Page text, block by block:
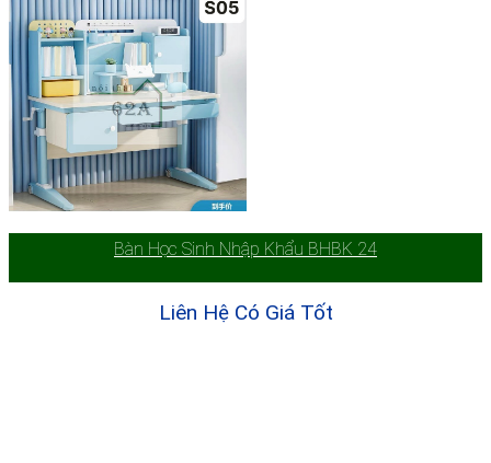
Bàn Học Sinh Nhập Khẩu BHBK 24
Liên Hệ Có Giá Tốt